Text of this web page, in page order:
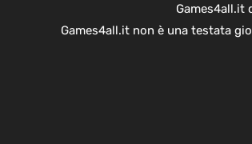
Games4all.it
Games4all.it non è una testata